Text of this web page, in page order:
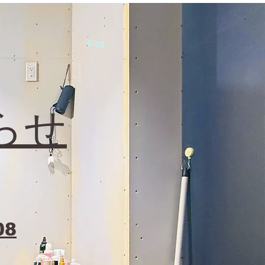
せ
Blog